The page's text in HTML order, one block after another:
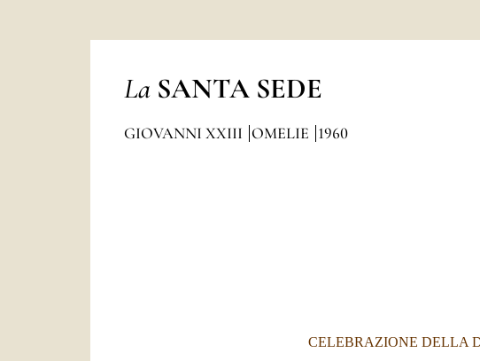
La SANTA SEDE
GIOVANNI XXIII OMELIE 1960
CELEBRAZIONE DELLA